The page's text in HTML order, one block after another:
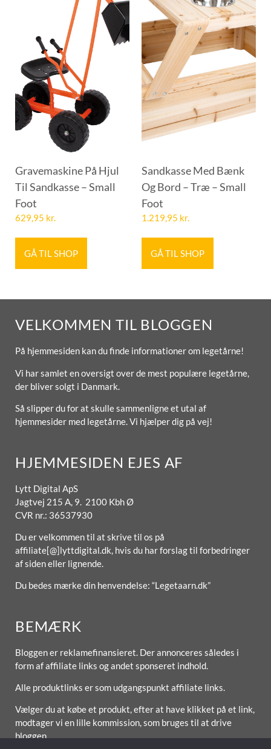
Gravemaskine På Hjul
Til Sandkasse – Small
Foot
629,95 kr.
GÅ TIL SHOP
Sandkasse Med Bænk
Og Bord – Træ – Small
Foot
1.219,95 kr.
GÅ TIL SHOP
VELKOMMEN TIL BLOGGEN
På hjemmesiden kan du finde informationer om legetårne!
Vi har samlet en oversigt over de mest populære legetårne,
der bliver solgt i Danmark.
Så slipper du for at skulle sammenligne et utal af
hjemmesider med legetårne. Vi hjælper dig på vej!
HJEMMESIDEN EJES AF
Lytt Digital ApS
Jagtvej 215 A, 9. 2100 Kbh Ø
CVR nr.: 36537930
Du er velkommen til at skrive til os på
affiliate[@]lyttdigital.dk, hvis du har forslag til forbedringer
af siden eller lignende.
Du bedes mærke din henvendelse: “Legetaarn.dk”
BEMÆRK
Bloggen er reklamefinansieret. Der annonceres således i
form af affiliate links og andet sponseret indhold.
Alle produktlinks er som udgangspunkt affiliate links.
Vælger du at købe et produkt, efter at have klikket på et link,
modtager vi en lille kommission, som bruges til at drive
bloggen.